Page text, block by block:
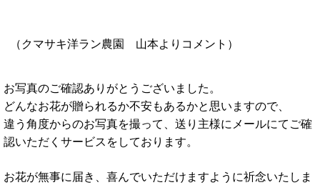
（クマサキ洋ラン農園 山本よりコメント）
お写真のご確認ありがとうございました。
どんなお花が贈られるか不安もあるかと思いますので、
違う角度からのお写真を撮って、送り主様にメールにてご確
認いただくサービスをしております。
お花が無事に届き、喜んでいただけますように祈念いたしま